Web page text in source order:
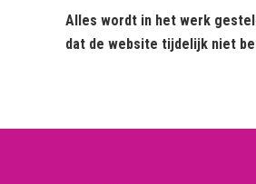
Alles wordt in het werk
dat de website tijdelijk niet